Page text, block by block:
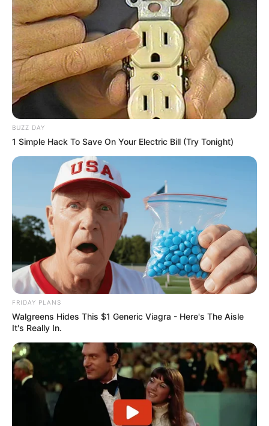
zdj. Max
OBSERWUJ NAS W GOOGLE NEWS, BY BYĆ NA
BIEŻĄCO!
Facebook Twitter Google+
Tagi: Co obejrzeć na HBO Max Filmy HBO Max
HBO
HBO Max nowe filmy hbo max nowości
Max
Max co nowego
Max co obejrzeć Max filmy
Max nowe
filmy
Paprika
BUZZ DAY
1 Simple Hack To Save On Your Electric Bill (Try Tonight)
FRIDAY PLANS
Walgreens Hides This $1 Generic Viagra - Here's The Aisle
It's Really In.